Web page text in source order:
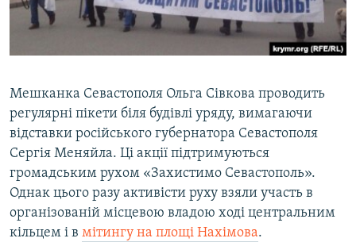
Мешканка Севастополя Ольга Сівкова проводить
регулярні пікети біля будівлі уряду, вимагаючи
відставки російського губернатора Севастополя
Сергія Меняйла. Ці акції підтримуються
громадським рухом «Захистимо Севастополь».
Однак цього разу активісти руху взяли участь в
організованій місцевою владою ході центральним
кільцем і в мітингу на площі Нахімова.